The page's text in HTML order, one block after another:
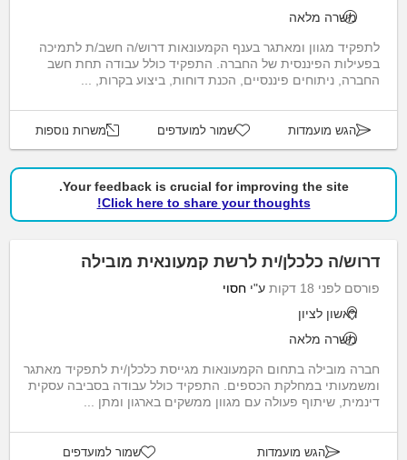
משרה מלאה
לתפקיד מגוון ומאתגר בענף הקמעונאות דרוש/ה חשב/ת לתמיכה
בפעילות הפיננסית של החברה. התפקיד כולל עבודה תחת חשב
החברה, ניתוחים פיננסיים, הכנת דוחות, ביצוע בקרות, ...
הגש מועמדות שמור למועדפים משרות נוספות
Your feedback is crucial for improving the site.
Click here to share your thoughts!
דרוש/ה כלכלן/ית לרשת קמעונאית מובילה
פורסם לפני 18 דקות ע"י חסוי
ראשון לציון
משרה מלאה
חברה מובילה בתחום הקמעונאות מגייסת כלכלן/ית לתפקיד מאתגר
ומשמעותי במחלקת הכספים. התפקיד כולל עבודה בסביבה עסקית
דינמית, שיתוף פעולה עם מגוון ממשקים בארגון ומתן ...
הגש מועמדות שמור למועדפים